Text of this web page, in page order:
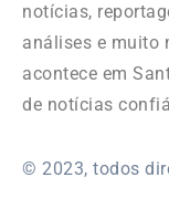
notícias,
análises e muito
acontece em
de notícias
© 2023, todos